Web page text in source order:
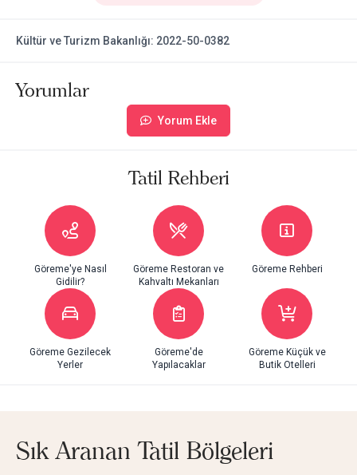
Kültür ve Turizm Bakanlığı: 2022-50-0382
Yorumlar
Yorum Ekle
Tatil Rehberi
Göreme'ye Nasıl
Gidilir?
Göreme Restoran ve
Kahvaltı Mekanları
Göreme Rehberi
Göreme Gezilecek
Yerler
Göreme'de
Yapılacaklar
Göreme Küçük ve
Butik Otelleri
Sık Aranan Tatil Bölgeleri